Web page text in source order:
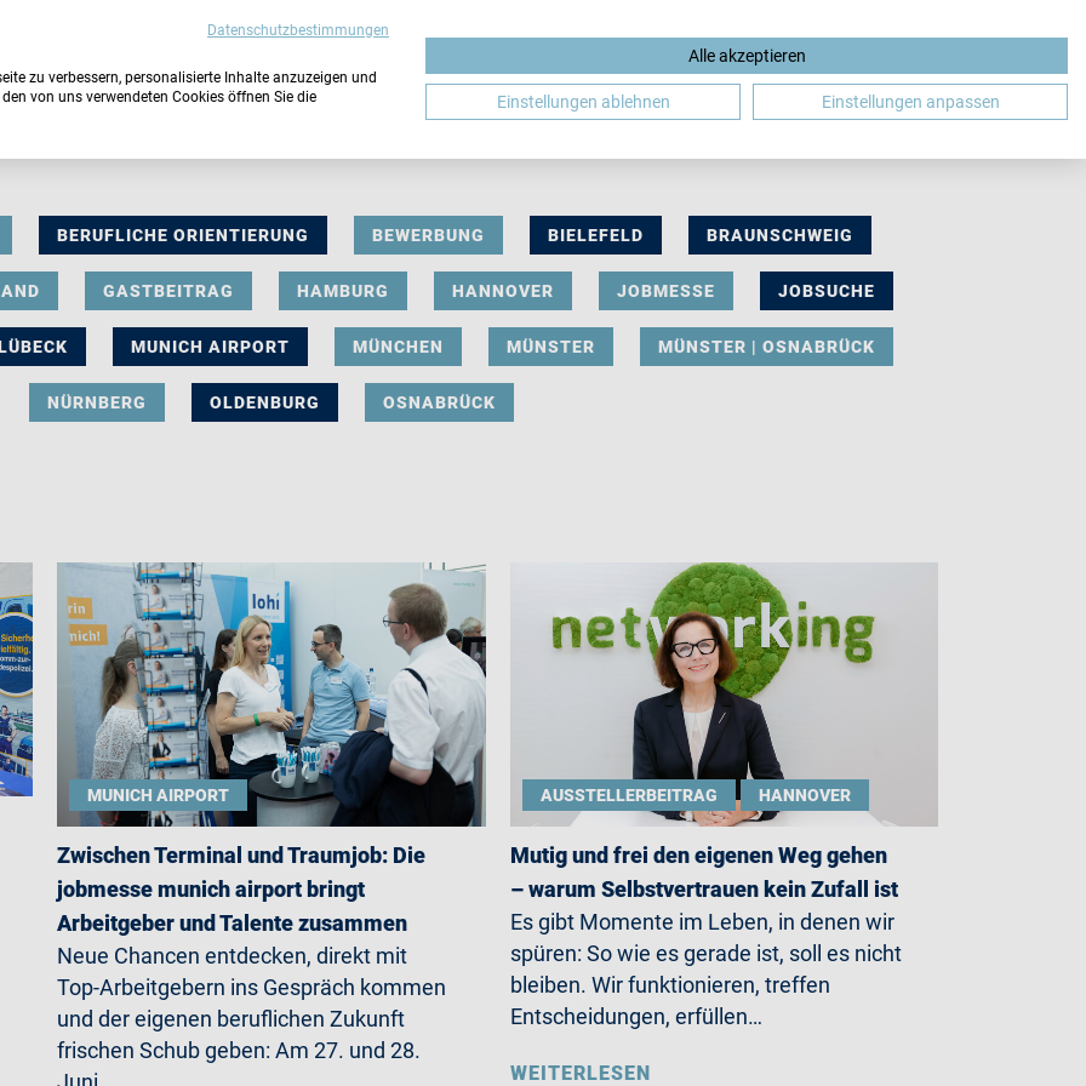
DE
BERUFLICHE ORIENTIERUNG BEWERBUNG BIELEFELD BRAUNSCHWEIG
GASTBEITRAG HAMBURG HANNOVER JOBMESSE JOBSUCHE
MUNICH AIRPORT MÜNCHEN MÜNSTER MÜNSTER | OSNABRÜCK
NÜRNBERG OLDENBURG OSNABRÜCK
MUNICH AIRPORT
Zwischen Terminal und Traumjob: Die
jobmesse munich airport bringt
Arbeitgeber und Talente zusammen
Neue Chancen entdecken, direkt mit
Top-Arbeitgebern ins Gespräch kommen
und der eigenen beruflichen Zukunft
frischen Schub geben: Am 27. und 28.
AUSSTELLERBEITRAG HANNOVER
Mutig und frei den eigenen Weg gehen
– warum Selbstvertrauen kein Zufall ist
Es gibt Momente im Leben, in denen wir
spüren: So wie es gerade ist, soll es nicht
bleiben. Wir funktionieren, treffen
Entscheidungen, erfüllen…
WEITERLESEN
Datenschutzbestimmungen
zu verbessern, personalisierte Inhalte anzuzeigen und
von uns verwendeten Cookies öffnen Sie die
Alle akzeptieren
Einstellungen ablehnen Einstellungen anpassen